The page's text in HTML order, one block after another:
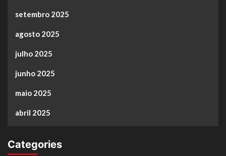
setembro 2025
agosto 2025
julho 2025
junho 2025
maio 2025
abril 2025
Categories